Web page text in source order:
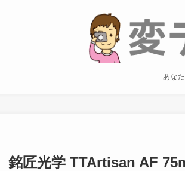
あな
銘匠光学 TTArtisan AF